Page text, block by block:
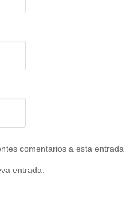
comentarios a esta entrada.
entrada.